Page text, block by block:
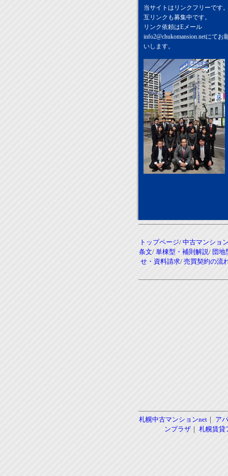
当サイトはリンクフリーです
互リンクも募集中です。
リンク依頼はEメール
info2@chukomansion.netにてお
いします。
トップページ/ 中古マンショ
条文/ 単棟型・補則解説/ 団地
せ・資料請求/ 売買契約の流
札幌中古マンションnet｜ ア
ンプラザ｜ 札幌賃貸